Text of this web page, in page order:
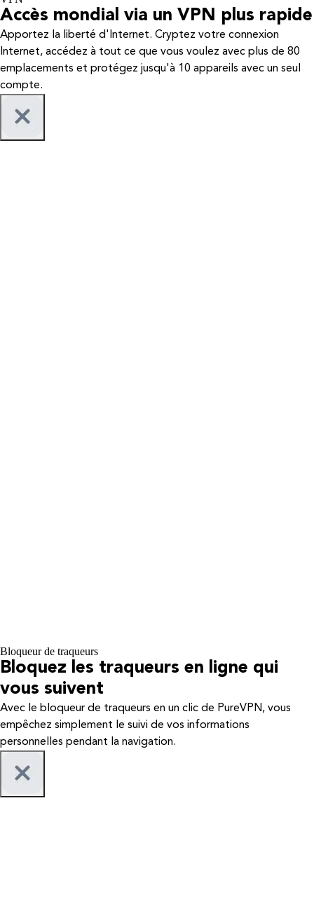
Accès mondial via un VPN plus rapide
Apportez la liberté d'Internet. Cryptez votre connexion
Internet, accédez à tout ce que vous voulez avec plus de 80
emplacements et protégez jusqu'à 10 appareils avec un seul
compte.
Bloqueur de traqueurs
Bloquez les traqueurs en ligne qui
vous suivent
Avec le bloqueur de traqueurs en un clic de PureVPN, vous
empêchez simplement le suivi de vos informations
personnelles pendant la navigation.